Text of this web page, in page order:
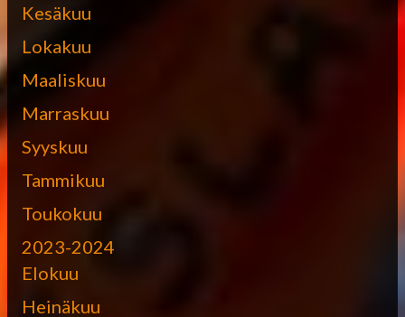
Kesäkuu
Lokakuu
Maaliskuu
Marraskuu
Syyskuu
Tammikuu
Toukokuu
2023-2024
Elokuu
Heinäkuu